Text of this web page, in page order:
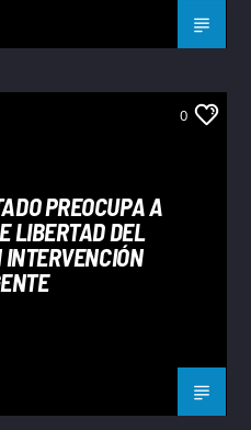
0
PREOCUPA A
LIBERTAD DEL